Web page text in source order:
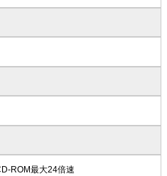
ROM最大24倍速